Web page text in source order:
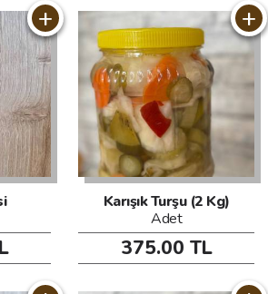
+ +
Karışık Turşu (2 Kg)
Adet
375.00 TL